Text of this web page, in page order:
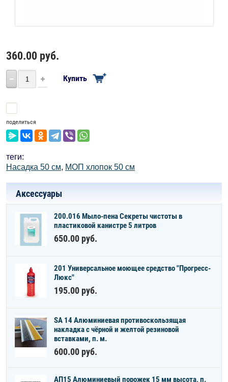
360.00 руб.
Купить
поделиться
теги:
Насадка 50 см, МОП хлопок 50 см
Аксессуары
200.016 Мыло-пена Секреты чистоты в
пластиковой канистре 5 литров
650.00 руб.
201 Универсальное моющее средство "Прогресс-
Люкс"
195.00 руб.
SA 14 Алюминиевая противоскользящая
накладка с чёрной и желтой резиновой
вставками, п. м.
600.00 руб.
АП15 Алюминиевый порожек 15 мм высота, п.